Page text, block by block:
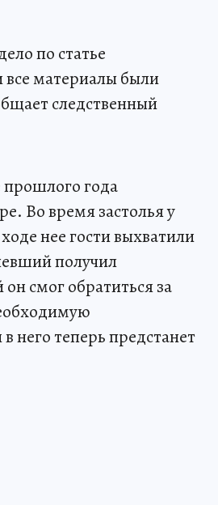
по статье
все материалы были
следственный
прошлого года
Во время застолья у
нее гости выхватили
получил
смог обратиться за
теперь предстанет